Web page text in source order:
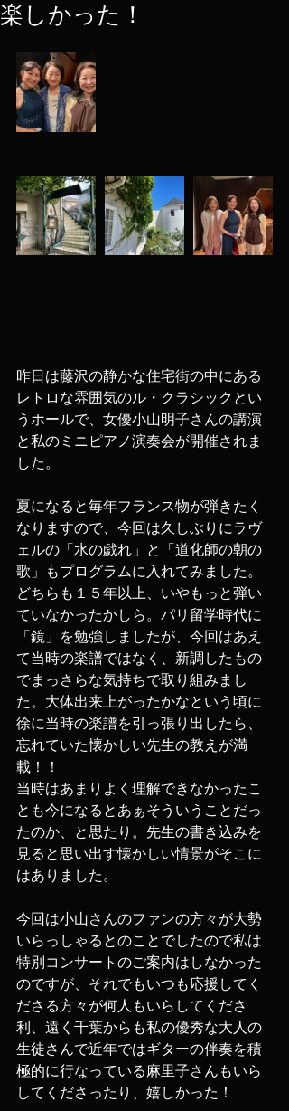
楽しかった！
昨日は藤沢の静かな住宅街の中にある
レトロな雰囲気のル・クラシックとい
うホールで、女優小山明子さんの講演
と私のミニピアノ演奏会が開催されま
した。
夏になると毎年フランス物が弾きたく
なりますので、今回は久しぶりにラヴ
ェルの「水の戯れ」と「道化師の朝の
歌」もプログラムに入れてみました。
どちらも１５年以上、いやもっと弾い
ていなかったかしら。パリ留学時代に
「鏡」を勉強しましたが、今回はあえ
て当時の楽譜ではなく、新調したもの
でまっさらな気持ちで取り組みまし
た。大体出来上がったかなという頃に
徐に当時の楽譜を引っ張り出したら、
忘れていた懐かしい先生の教えが満
載！！
当時はあまりよく理解できなかったこ
とも今になるとあぁそういうことだっ
たのか、と思たり。先生の書き込みを
見ると思い出す懐かしい情景がそこに
はありました。
今回は小山さんのファンの方々が大勢
いらっしゃるとのことでしたので私は
特別コンサートのご案内はしなかった
のですが、それでもいつも応援してく
ださる方々が何人もいらしてくださ
利、遠く千葉からも私の優秀な大人の
生徒さんで近年ではギターの伴奏を積
極的に行なっている麻里子さんもいら
してくださったり、嬉しかった！